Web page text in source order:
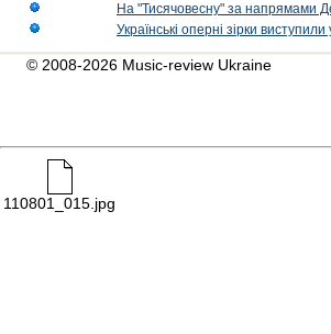
На "Тисячовесну" за напрямами
Українські оперні зірки
© 2008-2026 Music-review Ukraine
110801_015.jpg